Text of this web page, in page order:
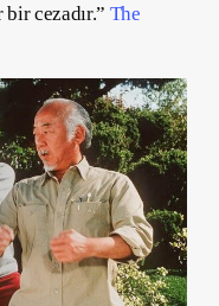
cezadır.” The